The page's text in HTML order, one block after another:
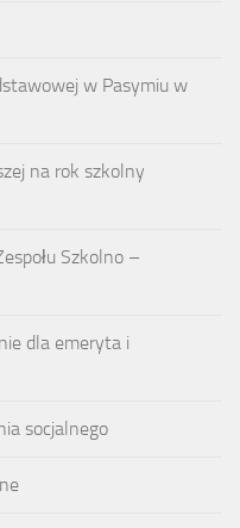
w Pasymiu w
na rok szkolny
Szkolno –
dla emeryta i
socjalnego